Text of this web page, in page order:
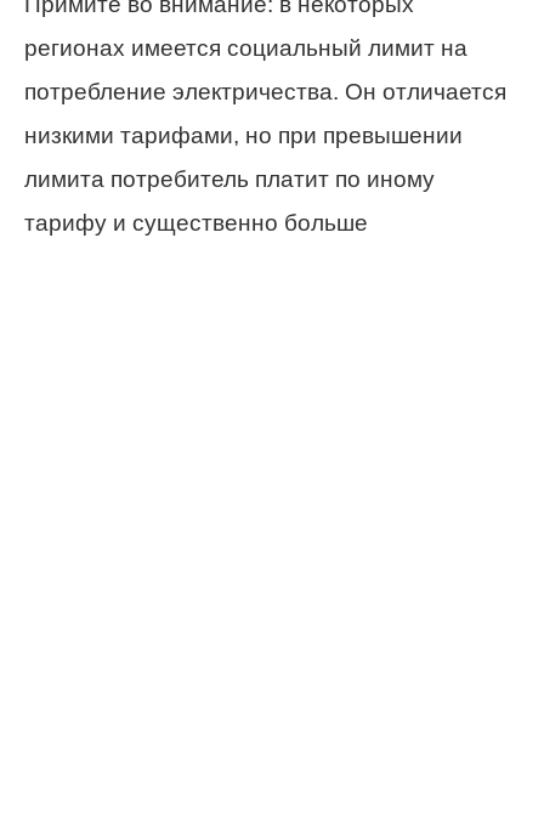
регионах имеется социальный лимит на
потребление электричества. Он отличается
низкими тарифами, но при превышении
лимита потребитель платит по иному
тарифу и существенно больше